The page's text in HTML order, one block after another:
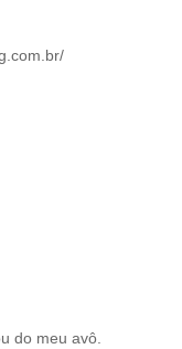
do meu avô.